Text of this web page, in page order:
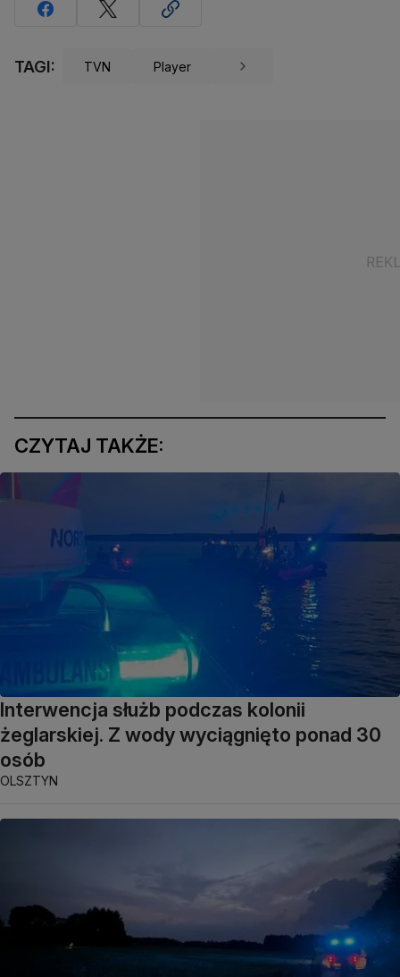
TAGI: TVN Player
CZYTAJ TAKŻE:
Interwencja służb podczas kolonii
żeglarskiej. Z wody wyciągnięto ponad 30
osób
OLSZTYN